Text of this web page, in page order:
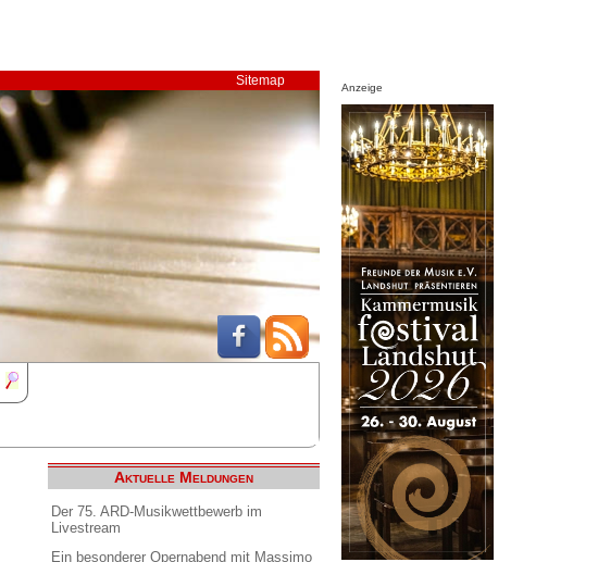
Sitemap
Aktuelle Meldungen
Der 75. ARD-Musikwettbewerb im
Livestream
Ein besonderer Opernabend mit Massimo
Anzeige